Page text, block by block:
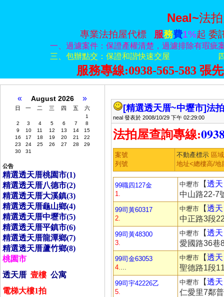
Neal~法
專業法拍屋代標 服務費1%起 委
一、過濾案件：保證產權清楚，過濾排除有瑕疵
三、包辦點交：保證和諧快速交屋
服務專線:0938-565-583 張
« August 2026 »
日 一 二 三 四 五 六
1
2
3 4 5 6 7
8
9
10 11 12 13 14
15
16
17 18 19 20 21
22
23
24 25 26 27 28
29
30
31
公告
精選透天­厝桃園市(1)
精選透天­厝八德市(2)
精選透天­厝大溪鎮(3)
精選透天­厝龜山鄉(4)
精選透天­厝中壢市(5)
精選透天­厝平鎮市(6)
精選透天­厝龍潭鄉(7)
精選透天­厝蘆竹鄉(8)
桃園市
透天­厝 壹樓 公寓
電梯大樓1拍
[精選透天厝~中壢市]法
neal 發表於 2008/10/29 下午 02:29:00
法拍屋查詢專線:
案號
列號
不動產標示 區
地址<總樓高/地
99職四127金
1.
中壢市 【透天
中山路22-7
99司黃60317
2.
中壢市 【透天
中正路3段
99司黃48300
3.
中壢市 【透天
愛國路36巷
99司金63053
4....
中壢市 【透天
聖德路1段
99司宇42226乙
5.
中壢市 【透天
仁愛里7鄰